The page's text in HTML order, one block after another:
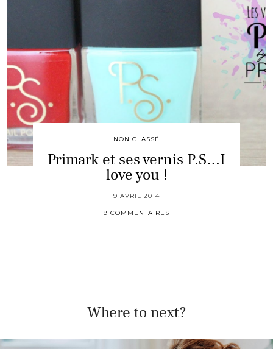
NON CLASSÉ
Primark et ses vernis P.S…I
love you !
9 AVRIL 2014
9 COMMENTAIRES
Where to next?